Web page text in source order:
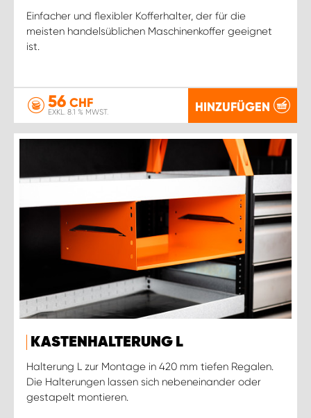
Einfacher und flexibler Kofferhalter, der für die
meisten handelsüblichen Maschinenkoffer geeignet
ist.
56 CHF
EXKL. 8.1 % MWST. HINZUFÜGEN
KASTENHALTERUNG L
Halterung L zur Montage in 420 mm tiefen Regalen.
Die Halterungen lassen sich nebeneinander oder
gestapelt montieren.